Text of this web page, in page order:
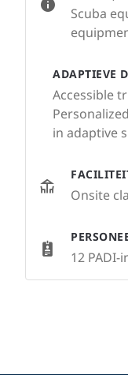
Scuba
ADAPTIEVE
Accessible
in adaptive
Onsite
12